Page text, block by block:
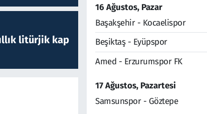
litürjik kap
16 Ağustos, Pazar
Başakşehir - Kocaelispor
Beşiktaş - Eyüpspor
Amed - Erzurumspor FK
17 Ağustos, Pazartesi
Samsunspor - Göztepe